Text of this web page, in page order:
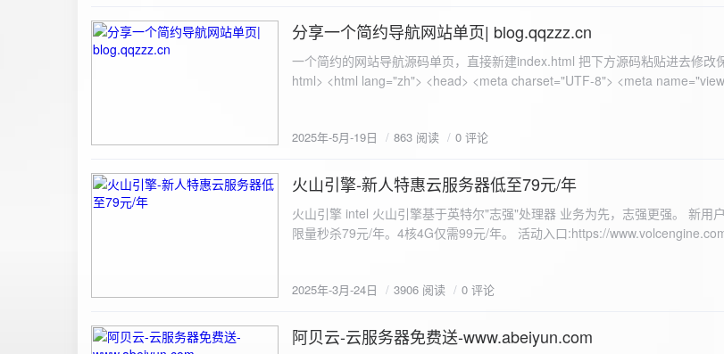
size: 16px; border: none; border-radius: 4px; cursor: pointer; transition: background-color 0.3s ease; }
100%; height: 30px; background-color: #ddd; border-radius: 4px; margin-top: 20px; overflow: hidden; }
.progress-fill { height: 100%; background-color: #4caf50; width: 0; line-height: 30px; text-align: center;
border-radius: 4px; background-color: #f9f9f9; font-size: 16px; color: #333; min-height: 40px; } /* 错误
或成功的提示信息样式 */ .result.success { border-color: #28a745; background-color: #e9f7e8; }
image { margin-top: 20px; max-width: 100%; height: auto; border-radius: 4px; border: 1px solid #ddd; }
</style> </head> <body> <div class="container"> <h2>图片上传-双虹云</h2> <form id="uploadForm">
<input type="file" id="fileInput" name="file" accept="image/*" required /> <button type="submit">上传文
document.getElementById('uploadForm'); const resultDiv = document.getElementById('result'); const
e.preventDefault(); const fileInput = document.getElementById('fileInput'); const file = fileInput.files[0]; if
(!file) { resultDiv.innerHTML = '<p class="error">请先选择文件！</p>'; return; } const formData = new
2025-5-19
分享一个简约导航网站单页| blog.qqzzz.cn
一个简约的网站导航源码单页，直接新建index.html 把下方源码粘贴进去修改保存即可。 <!DOCTYPE html> <html lang="zh"> <head> <meta charset="UTF-8"> <meta name="viewport" content="width=device-width, initial-scale=1.0"> <title>导航网站 -blog.qqzzz.cn</title> <meta name="keywords" content="双虹云博客"> <meta name="description" content="双虹云博客。"> <meta name="author" content="导航网站"> <meta name="robots" content="index,follow"> <meta property="og:title" content="导航网站 - "> <meta property="og:description" content="双虹云。"> <meta property="og:type" content="website"> <link rel="icon" href="https://blog.qqzzz.cn/favicon.ico" type="image/x-icon"> <link rel="shortcut icon" href="https://blog.qqzzz.cn/favicon.ico" type="image/x-icon"> <style> /* 基础样式 */ * { margin: 0; padding: 0; box-sizing: border-box; } /* 主体样式 */ body { background: #f0f2f5; font-family: 'Microsoft YaHei', -apple-system, BlinkMacSystemFont, sans-serif; margin: 0; padding: 0; min-height: 100vh; overflow-x: hidden; position: relative; display: flex; flex-direction: column; } /* 容器样式 */ .container { max-width: 1200px; margin: 0 auto; padding: 20px; flex: 1; display: flex; flex-direction: column; align-items: center; width: 100%; } /* 主盒子样式 */ .main-box { background: white; box-shadow: 0 2px 12px rgba(0, 0, 0, 0.08); border-radius: 24px; border: 1px solid #e9ecef; width: 100%; max-width: 1000px; padding: 30px; margin: 0 auto 15px; transition: all 0.3s ease; position: relative; z-index: 2; } .main-box:hover { transform: translateY(-2px); box-shadow: 0 6px 25px rgba(0, 0, 0, 0.2); } /* 头部样式 */ .header { text-align: center; margin-bottom: 20px; padding-bottom: 15px; border-bottom: 1px solid rgba(255, 255, 255, 0.2); } .header h1 { font-size: 32px; background: linear-gradient(120deg, #2b5876 0%, #4e4376 100%); -webkit-background-clip: text; -webkit-text-fill-color: transparent; margin-bottom: 15px; } /* 提示框样式 */ .notice { background: transparent; padding: 0 25px; border-radius: 12px; margin-bottom: 15px; white-space: nowrap; overflow: hidden; text-overflow: ellipsis; } .notice p { color: #4facfe; font-size: 16px; line-height: 1; font-weight: bold; letter-spacing: 0.5px; margin: 0; } /* 流量卡领取样式 */ .flow-card, .flow-card-top { background: linear-gradient(120deg, #4facfe 0%, #00f2fe 100%); box-shadow: 0 3px 15px rgba(0, 0, 0, 0.1); border-radius: 12px; padding: 10px 15px; margin-bottom: 10px; text-align: center; position: relative; overflow: hidden; display: flex; justify-content: space-between; align-items: center; } .flow-card::before, .flow-card-top::before { content: ''; position: absolute; top: -10px; right: -10px; width: 80px; height: 80px; background: rgba(255, 255, 255, 0.1); border-radius: 50%; } .flow-card .text-content, .flow-card-top h3 { flex: 1; text-align: left; color: #ffffff; font-size: 16px; margin: 0; } .flow-card h2 { color: #ffffff; font-size: 18px; margin-bottom: 4px; font-weight: 600; } .flow-card p { color: rgba(255, 255, 255, 0.9); font-size: 14px; margin-bottom: 0; } .flow-card a, .flow-card-top a { display: inline-block; background: #ffffff; color: #2b5876; padding: 8px 0; border-radius: 50px; font-size: 15px; cursor: pointer; transition: all 0.3s ease; font-weight: 600; text-decoration: none; box-shadow: 0 4px 10px rgba(0, 0, 0, 0.1); margin: 0 5px; white-space: nowrap; width: 110px; text-align: center; } /* 所有按钮统一样式 */ .flow-card .buttons a, .flow-card-top .buttons a { background: #ffffff; color: #2b5876; } .flow-card .buttons a:hover, .flow-card-top .buttons a:hover { background: #f8f9fa; transform: translateY(-2px); box-shadow: 0 6px 15px rgba(0, 0, 0, 0.2); } .flow-card .buttons, .flow-card-top .buttons { display: flex; align-items: center; justify-content: flex-end; flex-wrap: nowrap; } .flow-card a:hover, .flow-card-top a:hover { transform: translateY(-2px); box-shadow: 0 6px 15px rgba(0, 0, 0, 0.2); background: #f8f9fa; } .flow-card-top { margin-bottom: 10px; } /* 导航网格样式 */ .nav-grid { display: grid; grid-template-columns: repeat(2, 1fr); gap: 25px; width: 100%; margin: 0 auto; padding: 0; } /* 导航项样式 */ .nav-item { background: hsl(230, 10%, 33%); border-radius: 12px; padding: 12px; text-align: center; box-shadow: none; transition: all 0.3s ease; min-height: 75px; position: relative; } .nav-item:hover { transform: none; background: hsl(230, 10%, 38%); } .nav-item a { text-decoration: none; color: inherit; display: block; text-align: center; } .nav-item h3 { color: #ffffff; font-size: 17px; margin-bottom: 8px; } .nav-item p { color: rgba(255, 255, 255, 0.9); font-size: 16px; margin-bottom: 4px; } .nav-item .status { position: absolute; bottom: -20px; left: 0; right: 0; color: #ff6b6b; font-size: 12px; text-align: center; font-weight: 500; } /* 底部导航样式 */ .float-nav { display: none; } @media (max-width: 768px) { body { padding-bottom: 20px; } .container { padding: 10px; } .main-box { padding: 15px; margin: 5px; } .header { margin-bottom: 15px; padding-bottom: 10px; } .nav-grid { gap: 15px; } .flow-card, .flow-card-top { padding: 12px; margin-bottom: 10px; flex-direction: column; } .flow-card .text-content, .flow-card-top h3 { text-align: center; margin-bottom: 12px; font-size: 16px; } .flow-card h2 { font-size: 16px; margin-bottom: 5px; text-align: center; } .flow-card p { font-size: 13px; text-align: center; padding: 0 5px; } .flow-card a, .flow-card-top a, .flow-card .buttons a, .flow-card-top .buttons a { padding: 7px 0; font-size: 14px; margin: 0 4px; width: 95px; text-align: center; background: #ffffff; color: #2b5876; } .flow-card .buttons, .flow-card-top .buttons { justify-
2025年-5月-19日 863 阅读 0 评论
2025-3-24
火山引擎-新人特惠云服务器低至79元/年
火山引擎 intel 火山引擎基于英特尔"志强"处理器 业务为先，志强更强。 新用
限量秒杀79元/年。4核4G仅需99元/年。 活动入口:https://
2025年-3月-24日 3906 阅读 0 评论
2025-3-14
阿贝云-云服务器免费送-www.abeiyun.com